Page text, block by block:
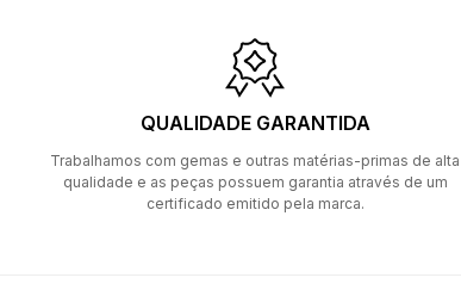
QUALIDADE GARANTIDA
Trabalhamos com gemas e outras matérias-primas de alta
qualidade e as peças possuem garantia através de um
certificado emitido pela marca.